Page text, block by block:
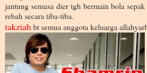
jantung semasa dier tgh bermain bola
rebah secara tiba-tiba.
takziah bt semua anggota keluarga